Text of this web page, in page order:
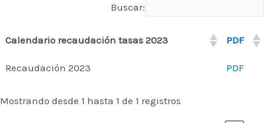
Buscar:
Calendario recaudación tasas 2023 PDF
Recaudación 2023 PDF
Mostrando desde 1 hasta 1 de 1 registros